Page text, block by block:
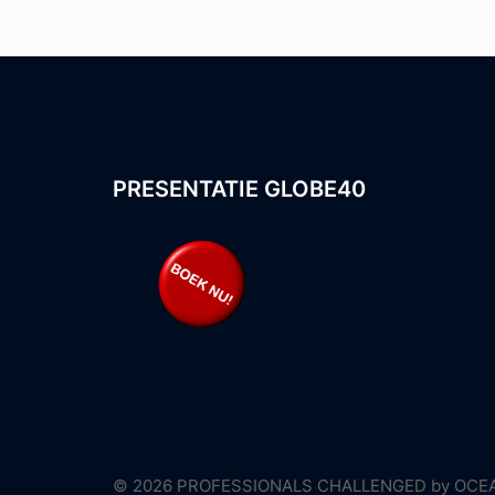
PRESENTATIE GLOBE40
© 2026 PROFESSIONALS CHALLENGED by